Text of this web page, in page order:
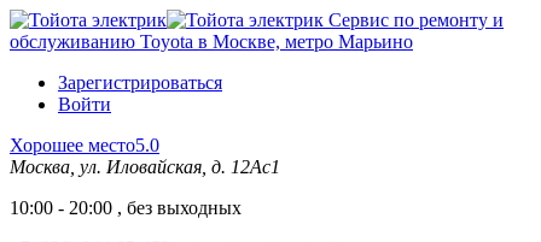
Сервис по ремонту и
обслуживанию Toyota в Москве, метро Марьино
Зарегистрироваться
Войти
Хорошее место5.0
Москва, ул. Иловайская, д. 12Ас1
10:00 - 20:00 , без выходных